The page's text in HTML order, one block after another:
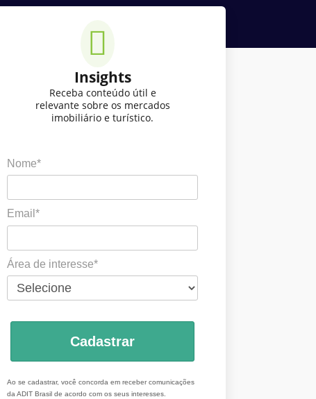
Insights
Receba conteúdo útil e
relevante sobre os mercados
imobiliário e turístico.
Nome*
Email*
Área de interesse*
Cadastrar
Ao se cadastrar, você concorda em receber comunicações
da ADIT Brasil de acordo com os seus interesses.